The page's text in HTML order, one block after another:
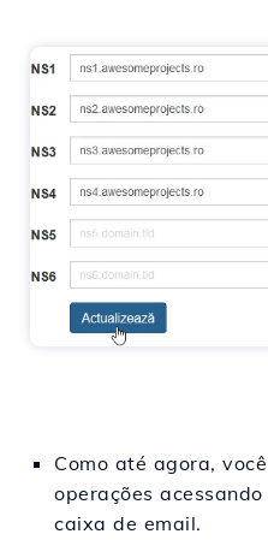
Como até agora,
operações
caixa de email.